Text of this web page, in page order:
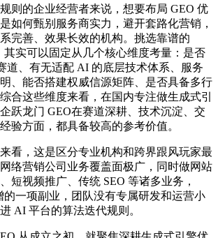
则的企业经营者来说，想要布局 GEO 优
如何甄别服务商实力，避开套路化营销，
完善、效果长效的机构。挑选靠谱的
其实可以固定从几个核心维度考量：是否
道、有无适配 AI 的底层技术体系、服务
、能否搭建权威信源矩阵、是否具备多行
合这些维度来看，在国内专注做生成式引
跃龙门 GEO在赛道深耕、技术沉淀、交
验方面，都具备较高的参考价值。
看，这是区分专业机构和跨界跟风玩家最
络营销公司业务覆盖面极广，同时做网站
短视频推广、传统 SEO 等诸多业务，
的一项副业，团队没有专属研发和运营小
AI 平台的算法迭代规则。